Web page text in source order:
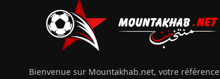
Bienvenue sur Mountakhab.net, votre référence